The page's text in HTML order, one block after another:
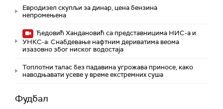
Евродизел скупљи за динар, цена бензина
непромењена
Ђедовић Хандановић са представницима НИС-а и
УНКС-а: Снабдевање нафтним дериватима веома
изазовно због ниског водостаја
Топлотни талас без падавина угрожава приносе, како
наводњавати усеве у време екстремних суша
Фудбал